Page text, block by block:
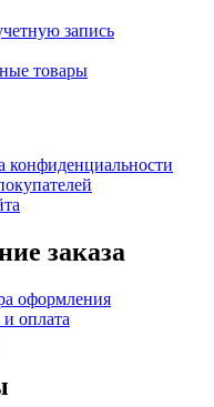
запись
товары
конфиденциальности
заказа
оформления
и оплата